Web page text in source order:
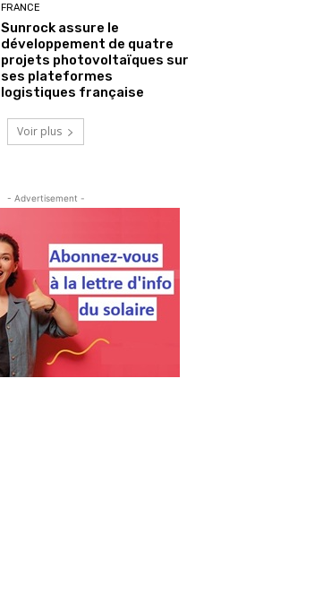
FRANCE
Sunrock assure le
développement de quatre
projets photovoltaïques sur
ses plateformes
logistiques française
Voir plus
- Advertisement -